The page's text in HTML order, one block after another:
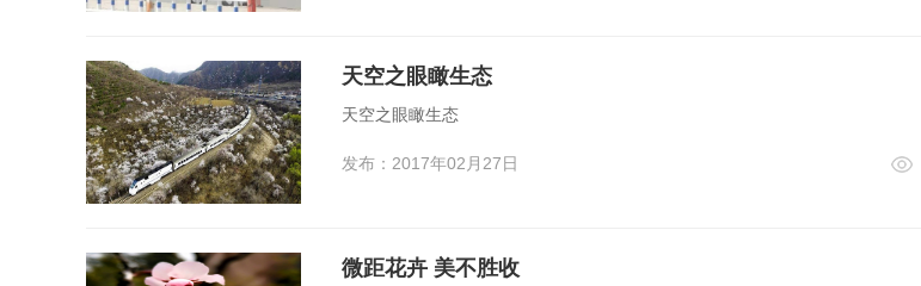
天空之眼瞰生态
天空之眼瞰生态
发布：2017年02月27日
微距花卉 美不胜收